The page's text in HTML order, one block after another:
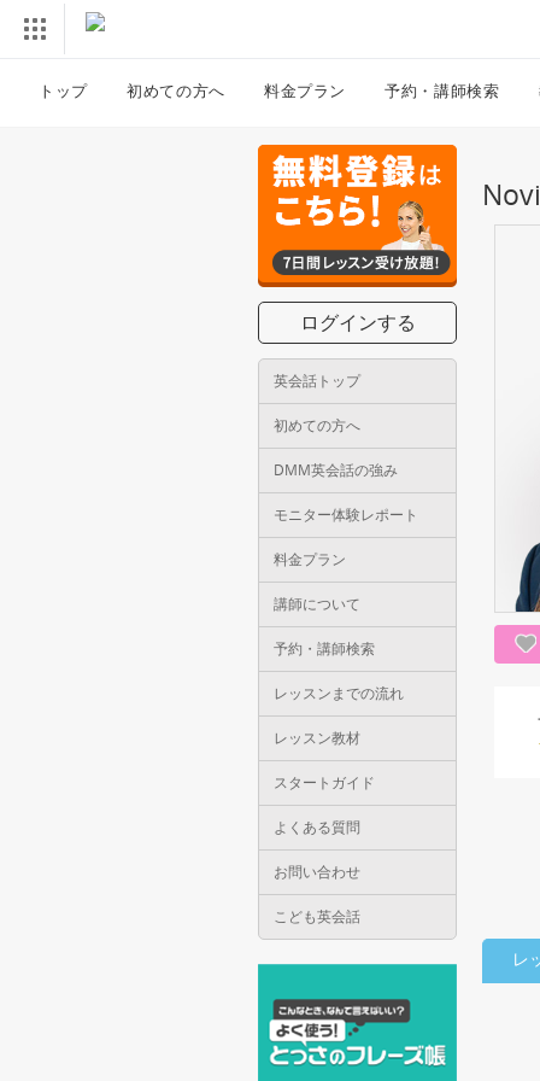
トップ 初めての方へ 料金プラン 予約・講師検索
ログインする
英会話トップ
初めての方へ
DMM英会話の強み
モニター体験レポート
料金プラン
講師について
予約・講師検索
レッスンまでの流れ
レッスン教材
スタートガイド
よくある質問
お問い合わせ
こども英会話
レ